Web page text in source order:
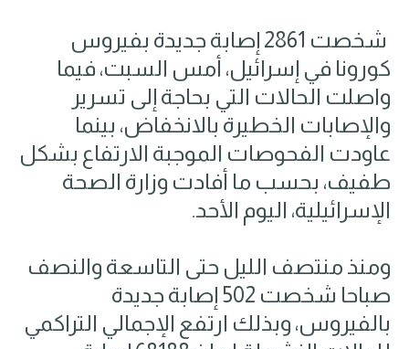
شخصت 2861 إصابة جديدة بفيروس
كورونا في إسرائيل، أمس السبت، فيما
واصلت الحالات التي بحاجة إلى تسرير
والإصابات الخطيرة بالانخفاض، بينما
عاودت الفحوصات الموجبة الارتفاع بشكل
طفيف، بحسب ما أفادت وزارة الصحة
الإسرائيلية، اليوم الأحد.
ومنذ منتصف الليل حتى التاسعة والنصف
صباحا شخصت 502 إصابة جديدة
بالفيروس، وبذلك ارتفع الإجمالي التراكمي